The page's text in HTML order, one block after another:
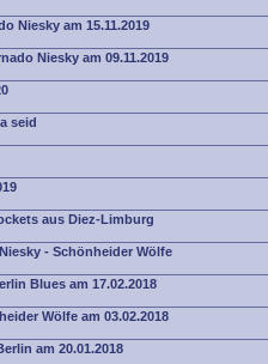
Niesky am 15.11.2019
Niesky am 09.11.2019
seid
aus Diez-Limburg
- Schönheider Wölfe
Blues am 17.02.2018
Wölfe am 03.02.2018
am 20.01.2018